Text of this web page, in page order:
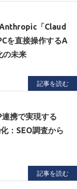
Anthropic「Claud
を直接操作するA
の未来
記事を読む
携で実現する
：SEO調査から
記事を読む